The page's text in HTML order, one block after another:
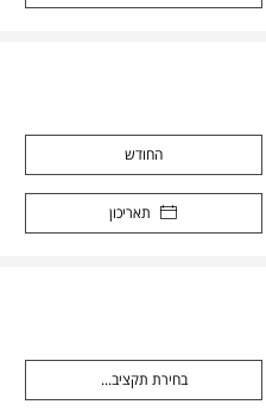
החודש
תאריכון
בחירת תקציב...